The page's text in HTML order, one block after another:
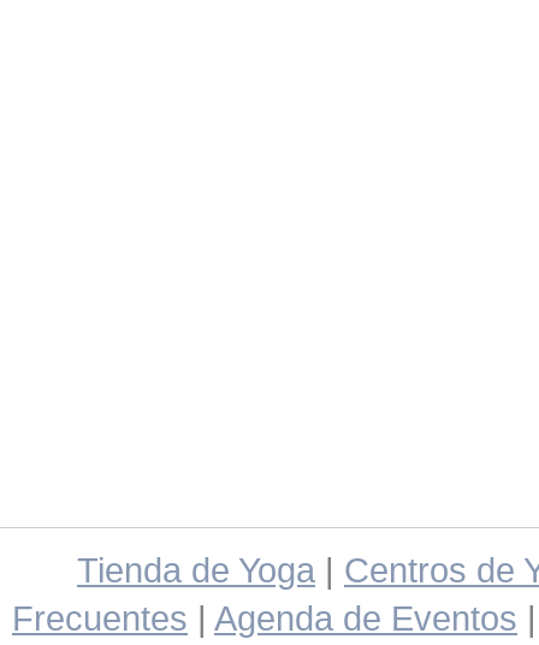
Tienda de Yoga | Centros de
Frecuentes | Agenda de Eventos